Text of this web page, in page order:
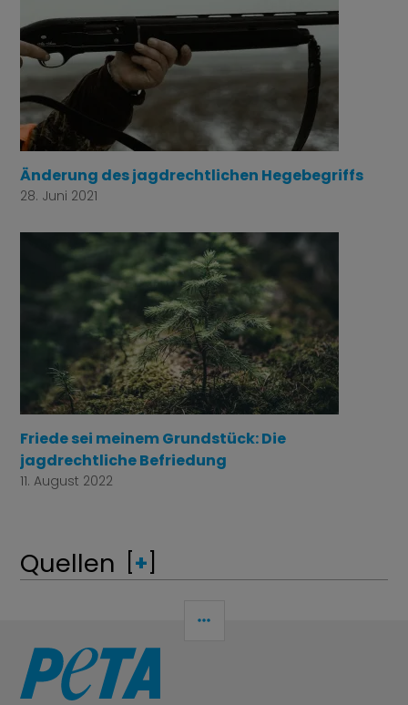
Änderung des jagdrechtlichen Hegebegriffs
28. Juni 2021
Friede sei meinem Grundstück: Die
jagdrechtliche Befriedung
11. August 2022
Quellen [+]